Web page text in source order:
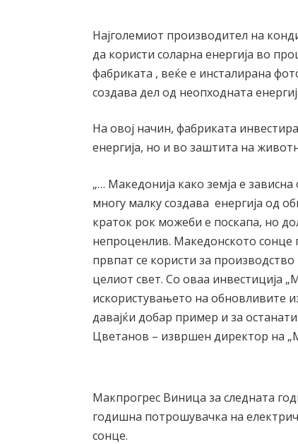
Најголемиот производител на
да користи соларна енергија во
фабриката , веќе е инсталирана
создава дел од неопходната
На овој начин, фабриката
енергија, но и во заштита на
„… Македонија како земја е
многу малку создава енергија од
краток рок можеби е поскапа, но
непроценлив. Македонското сонце
првпат се користи за
целиот свет. Со оваа инвестиција
искористувањето на обновливите
давајќи добар пример и за
Цветанов – извршен директор на
Макпрогрес Виница за следната
годишна потрошувачка на
сонце.